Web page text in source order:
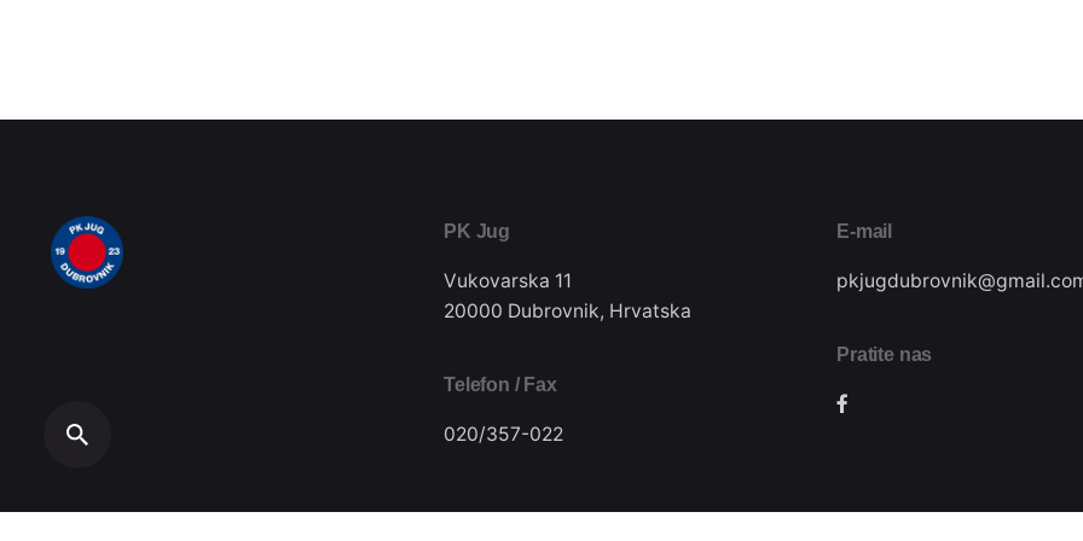
PK Jug
Vukovarska 11
20000 Dubrovnik, Hrvatska
Telefon / Fax
020/357-022
E-mail
Pratite nas